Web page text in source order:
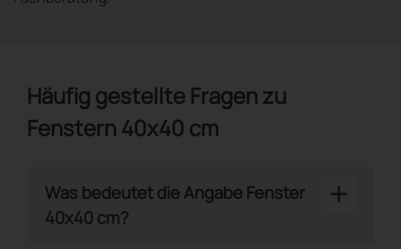
Häufig gestellte Fragen zu
Fenstern 40x40 cm
Was bedeutet die Angabe Fenster
40x40 cm?
+